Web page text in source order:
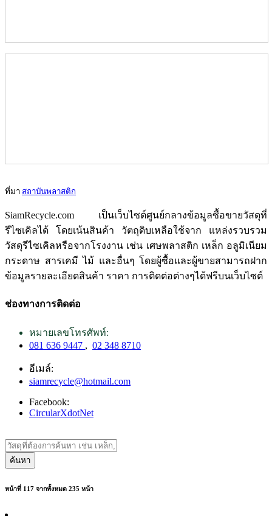
ที่มา สถาบันพลาสติก
SiamRecycle.com เป็นเว็บไซต์ศูนย์กลางข้อมูลซื้อขายวัสดุที่
รีไซเคิลได้ โดยเน้นสินค้า วัตถุดิบเหลือใช้จาก แหล่งรวบรวม
วัสดุรีไซเคิลหรือจากโรงงาน เช่น เศษพลาสติก เหล็ก อลูมิเนียม
กระดาษ สารเคมี ไม้ และอื่นๆ โดยผู้ซื้อและผู้ขายสามารถฝาก
ข้อมูลรายละเอียดสินค้า ราคา การติดต่อต่างๆได้ฟรีบนเว็บไซต์
ช่องทางการติดต่อ
หมายเลขโทรศัพท์:
081 636 9447 , 02 348 8710
อีเมล์:
siamrecycle@hotmail.com
Facebook:
CircularXdotNet
ค้นหา
หน้าที่ 117 จากทั้งหมด 235 หน้า